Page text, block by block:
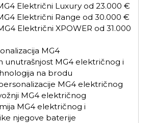
Električni Luxury od 23.000 €
Električni Range od 30.000 €
Električni XPOWER od 31.000
MG4
unutrašnjost MG4 električnog i
na brodu
MG4 električnog
MG4 električnog
MG4 električnog i
njegove baterije